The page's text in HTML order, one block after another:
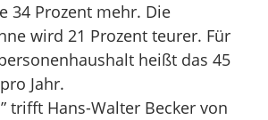
34 Prozent mehr. Die
wird 21 Prozent teurer. Für
heißt das 45
Jahr.
trifft Hans-Walter Becker von